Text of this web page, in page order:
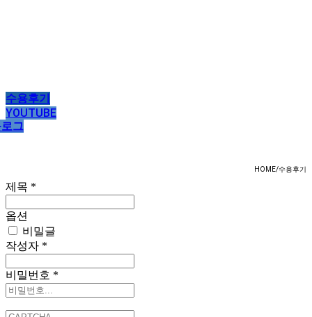
수용후기
YOUTUBE
그
HOME/수용후기
제목 *
옵션
비밀글
작성자 *
비밀번호 *